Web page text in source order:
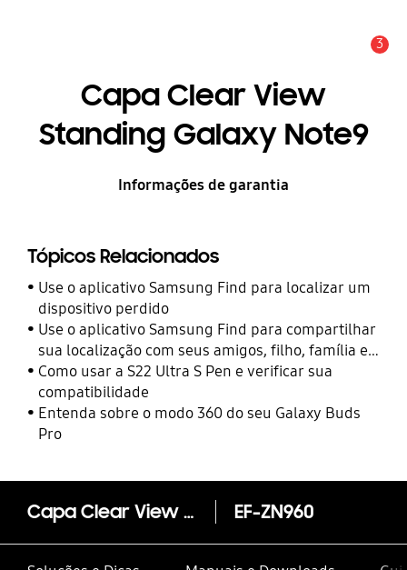
3
Capa Clear View
Standing Galaxy Note9
Informações de garantia
Tópicos Relacionados
Use o aplicativo Samsung Find para localizar um
dispositivo perdido
Use o aplicativo Samsung Find para compartilhar
sua localização com seus amigos, filho, família e
outros contatos
Como usar a S22 Ultra S Pen e verificar sua
compatibilidade
Entenda sobre o modo 360 do seu Galaxy Buds
Pro
Capa Clear View Standing Galaxy Note9 EF-ZN960